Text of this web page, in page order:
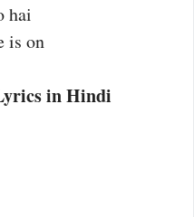
hai
is on
in Hindi